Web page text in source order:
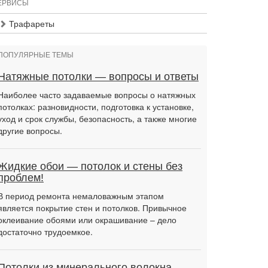
Трафареты
ТЕМЫ
потолки — вопросы и ответы
часто задаваемые вопросы о натяжных
разновидности, подготовка к установке,
и срок службы, безопасность, а также многие
вопросы.
обои — потолок и стены без
период ремонта немаловажным этапом
покрытие стен и потолков. Привычное
обоями или окрашивание – дело
трудоемкое.